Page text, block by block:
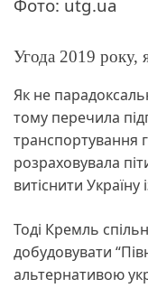
Фото: utg.ua
Угода 2019 року,
Як не
тому перечила
транспортування
розраховувала
витіснити Україну
Тоді Кремль
добудовувати
альтернативою